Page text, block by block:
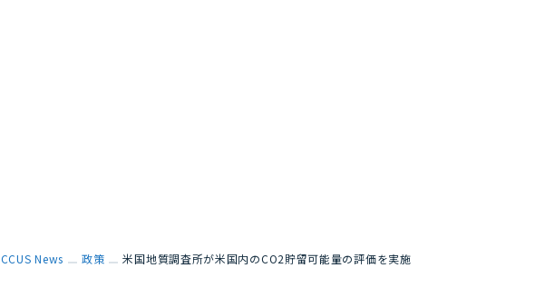
CCUS News 政策 米国地質調査所が米国内のCO2貯留可能量の評価を実施